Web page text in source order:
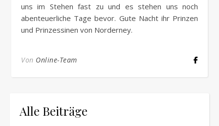
uns im Stehen fast zu und es stehen uns noch
abenteuerliche Tage bevor. Gute Nacht ihr Prinzen
und Prinzessinen von Norderney.
Von Online-Team
Alle Beiträge